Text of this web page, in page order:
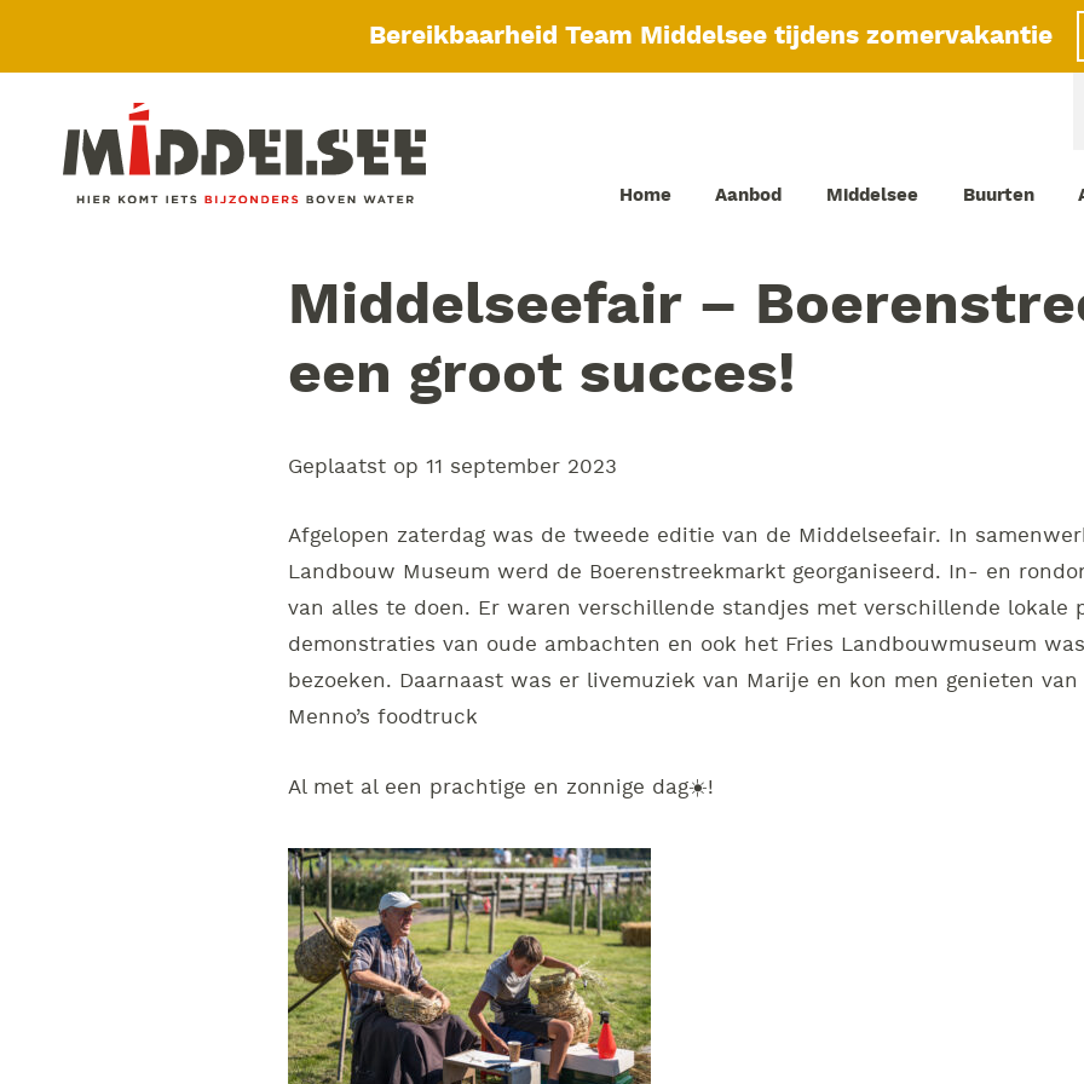
Bereikbaarheid Team Middelsee tijdens zomervakantie
Home Aanbod Middelsee Buurten
Middelseefair –
een groot succes!
Geplaatst op 11 september 2023
Afgelopen zaterdag was de tweede editie van de Middelseefair. In
Landbouw Museum werd de Boerenstreekmarkt georganiseerd. In- en
van alles te doen. Er waren verschillende standjes met verschillende lokale
demonstraties van oude ambachten en ook het Fries Landbouwmuseum
bezoeken. Daarnaast was er livemuziek van Marije en kon men genieten
Menno’s foodtruck
Al met al een prachtige en zonnige dag☀️!